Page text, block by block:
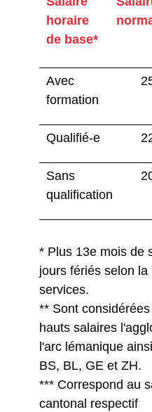
horaire
de base*
Avec
formation
Qualifié-e
Sans
qualification
* Plus 13e mois de
jours fériés selon
services.
** Sont
hauts salaires
l'arc lémanique
BS, BL, GE et ZH.
*** Correspond au
cantonal respectif